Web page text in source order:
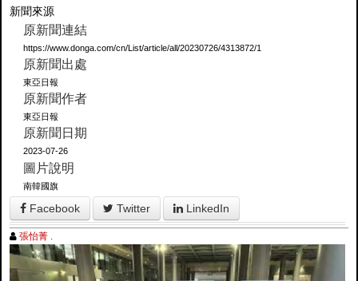
新聞來源
原新聞連結
https://www.donga.com/cn/List/article/all/20230726/4313872/1
原新聞出處
東亞日報
原新聞作者
東亞日報
原新聞日期
2023-07-26
圖片說明
南韓國旗
Facebook Twitter LinkedIn
張怡菁 .